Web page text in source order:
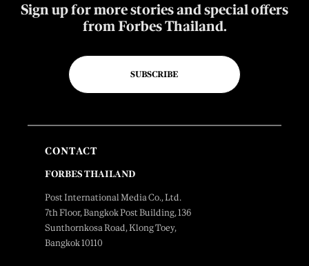
Sign up for more stories and special offers
from Forbes Thailand.
SUBSCRIBE
CONTACT
FORBES THAILAND
Post International Media Co., Ltd.
7th Floor, Bangkok Post Building, 136
Sunthornkosa Road, Klong Toey,
Bangkok 10110